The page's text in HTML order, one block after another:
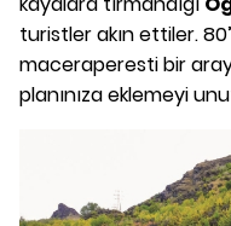
turistler akın ettiler.
maceraperesti bir
planınıza eklemeyi